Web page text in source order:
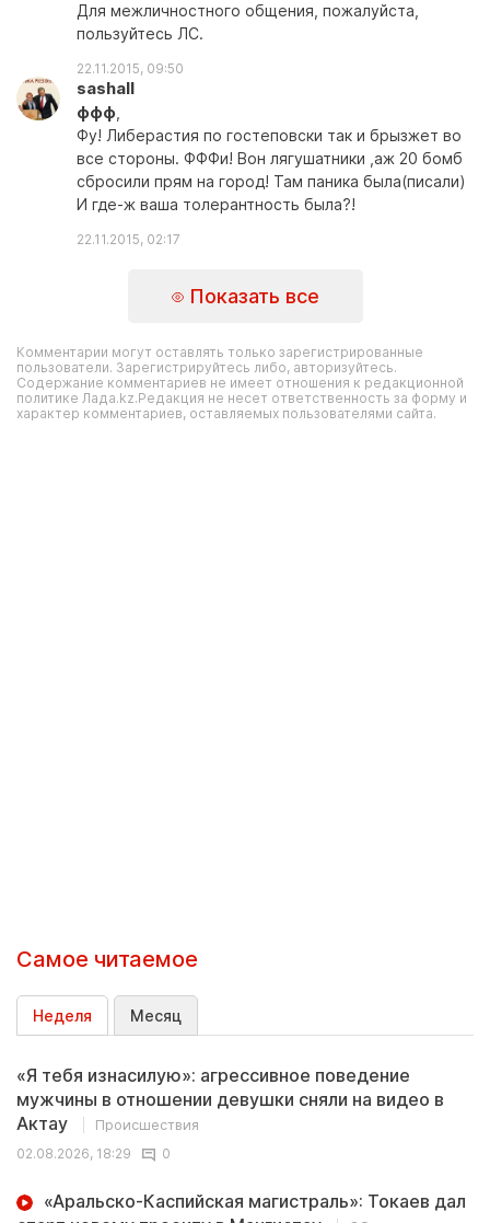
Для межличностного общения, пожалуйста,
пользуйтесь ЛС.
22.11.2015, 09:50
sashall
ффф
Фу! Либерастия по гостеповски так и брызжет во
все стороны. ФФФи! Вон лягушатники ,аж 20 бомб
сбросили прям на город! Там паника была(писали)
И где-ж ваша толерантность была?!
22.11.2015, 02:17
Показать все
Комментарии могут оставлять только зарегистрированные
пользователи. Зарегистрируйтесь либо, авторизуйтесь.
Содержание комментариев не имеет отношения к редакционной
политике Лада.kz.Редакция не несет ответственность за форму и
характер комментариев, оставляемых пользователями сайта.
Самое читаемое
Неделя Месяц
«Я тебя изнасилую»: агрессивное поведение
мужчины в отношении девушки сняли на видео в
Актау
Происшествия
02.08.2026, 18:29
0
«Аральско-Каспийская магистраль»: Токаев дал